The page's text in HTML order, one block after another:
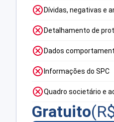
Dívidas, negativas e
Detalhamento de
Dados
Informações do SPC
Quadro societário e
Gratuito